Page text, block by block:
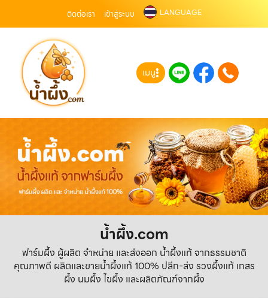
ติดต่อเรา เข้าสู่ระบบ LANGUAGE
เมนู
น้ำผึ้ง.com
ฟาร์มผึ้ง ผู้ผลิต จำหน่าย และส่งออก น้ำผึ้งแท้ จากธรรมชาติ
คุณภาพดี ผลิตและขายน้ำผึ้งแท้ 100% ปลีก-ส่ง รวงผึ้งแท้ เกสร
ผึ้ง นมผึ้ง ไขผึ้ง และผลิตภัณฑ์จากผึ้ง